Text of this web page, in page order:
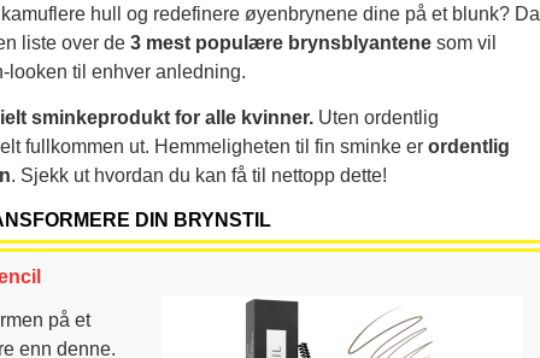
hull og redefinere øyenbrynene dine på et blunk? Da
liste over de 3 mest populære brynsblyantene som vil
looken til enhver anledning.
sminkeprodukt for alle kvinner. Uten ordentlig
fullkommen ut. Hemmeligheten til fin sminke er ordentlig
. Sjekk ut hvordan du kan få til nettopp dette!
DIN BRYNSTIL
på et
enn denne.